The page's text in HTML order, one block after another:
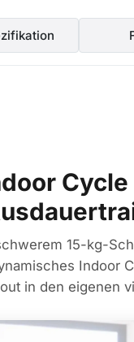
15-kg-
Indoor
in den eigenen